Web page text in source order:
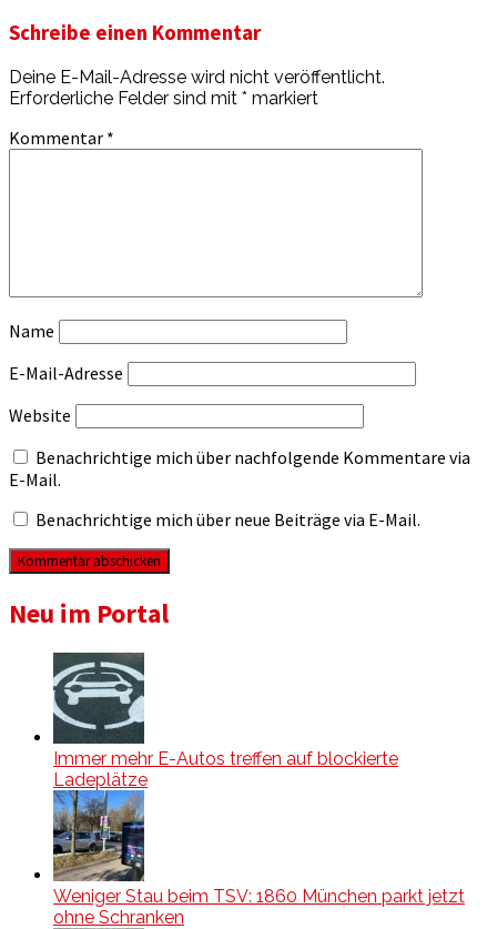
Schreibe einen Kommentar
Deine E-Mail-Adresse wird nicht veröffentlicht.
Erforderliche Felder sind mit * markiert
Kommentar *
Name
E-Mail-Adresse
Website
Benachrichtige mich über nachfolgende Kommentare via
E-Mail.
Benachrichtige mich über neue Beiträge via E-Mail.
Neu im Portal
Immer mehr E-Autos treffen auf blockierte
Ladeplätze
Weniger Stau beim TSV: 1860 München parkt jetzt
ohne Schranken